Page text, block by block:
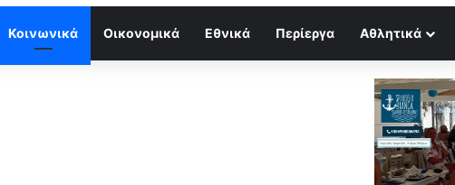
Κοινωνικά Οικονομικά Εθνικά Περίεργα Αθλητικά